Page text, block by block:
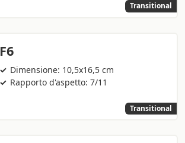
Transitional
F6
Dimensione: 10,5x16,5 cm
Rapporto d'aspetto: 7/11
Transitional